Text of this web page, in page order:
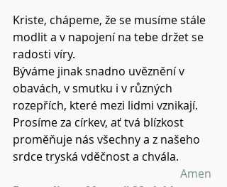
Kriste, chápeme, že se musíme stále
modlit a v napojení na tebe držet se
radosti víry.
Býváme jinak snadno uvěznění v
obavách, v smutku i v různých
rozepřích, které mezi lidmi vznikají.
Prosíme za církev, ať tvá blízkost
proměňuje nás všechny a z našeho
srdce tryská vděčnost a chvála.
Amen